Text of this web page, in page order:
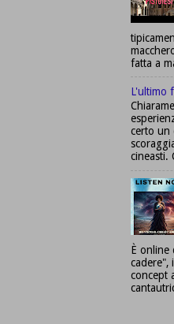
fatta a
L'ultimo
certo un
cineasti.
È online
cadere",
concept